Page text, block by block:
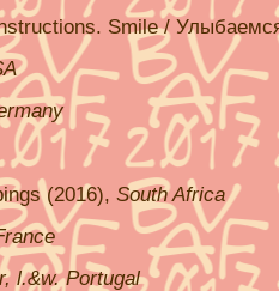
Smile /
(2016), South Africa
l.&w. Portugal